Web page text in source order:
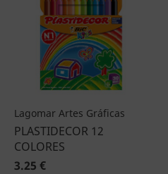
Lagomar Artes Gráficas
PLASTIDECOR 12
COLORES
3.25 €